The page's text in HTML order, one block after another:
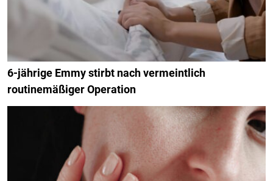
6-jährige Emmy stirbt nach vermeintlich
routinemäßiger Operation